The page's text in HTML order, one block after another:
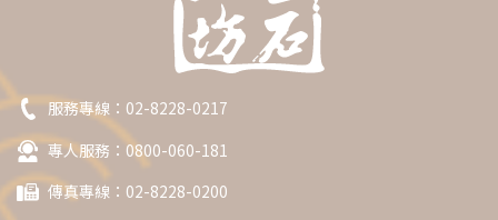
服務專線： 02-8228-0217
專人服務：0800-060-181
傳真專線：02-8228-0200